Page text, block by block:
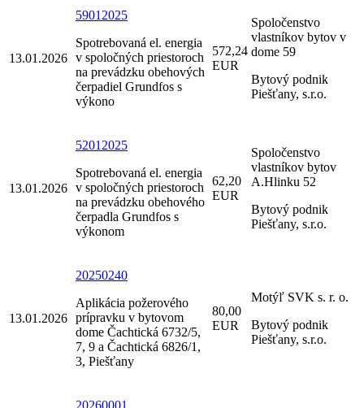
13.01.2026
59012025
Spotrebovaná el. energia
v spoločných priestoroch
na prevádzku obehových
čerpadiel Grundfos s
výkono
572,24
EUR
Spoločenstvo
vlastníkov bytov v
dome 59
Bytový podnik
Piešťany, s.r.o.
13.01.2026
52012025
Spotrebovaná el. energia
v spoločných priestoroch
na prevádzku obehového
čerpadla Grundfos s
výkonom
62,20
EUR
Spoločenstvo
vlastníkov bytov
A.Hlinku 52
Bytový podnik
Piešťany, s.r.o.
13.01.2026
20250240
Aplikácia požerového
prípravku v bytovom
dome Čachtická 6732/5,
7, 9 a Čachtická 6826/1,
3, Piešťany
80,00
EUR
Motýľ SVK s. r. o.
Bytový podnik
Piešťany, s.r.o.
20260001